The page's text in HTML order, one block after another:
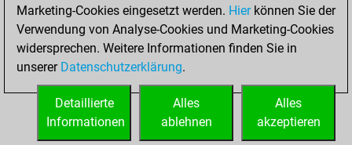
Türme auf der siebten
0
STARTSEITE
Marketing-Cookies eingesetzt werden. Hierkönnen Sie der
Verwendung von Analyse-Cookies und Marketing-Cookies
widersprechen. Weitere Informationen finden Sie in
unserer Datenschutzerklärung.
Alles
akzeptieren
Alles
ablehnen
Detaillierte
Informationen